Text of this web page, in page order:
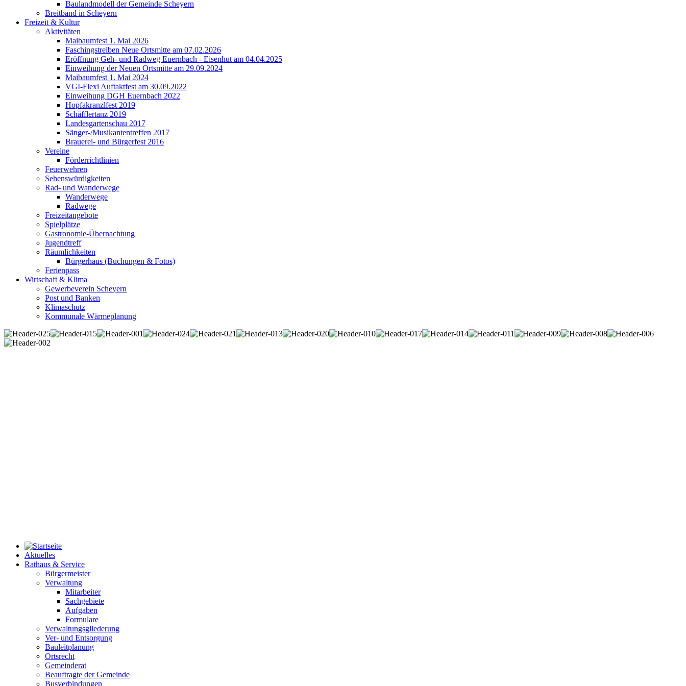
Baulandmodell der Gemeinde Scheyern
Breitband in Scheyern
Freizeit & Kultur
Aktivitäten
Maibaumfest 1. Mai 2026
Faschingstreiben Neue Ortsmitte am 07.02.2026
Eröffnung Geh- und Radweg Euernbach - Eisenhut am 04.04.2025
Einweihung der Neuen Ortsmitte am 29.09.2024
Maibaumfest 1. Mai 2024
VGI-Flexi Auftaktfest am 30.09.2022
Einweihung DGH Euernbach 2022
Hopfakranzlfest 2019
Schäfflertanz 2019
Landesgartenschau 2017
Sänger-/Musikantentreffen 2017
Brauerei- und Bürgerfest 2016
Vereine
Förderrichtlinien
Feuerwehren
Sehenswürdigkeiten
Rad- und Wanderwege
Wanderwege
Radwege
Freizeitangebote
Spielplätze
Gastronomie-Übernachtung
Jugendtreff
Räumlichkeiten
Bürgerhaus (Buchungen & Fotos)
Ferienpass
Wirtschaft & Klima
Gewerbeverein Scheyern
Post und Banken
Klimaschutz
Kommunale Wärmeplanung
Aktuelles
Rathaus & Service
Bürgermeister
Verwaltung
Mitarbeiter
Sachgebiete
Aufgaben
Formulare
Verwaltungsgliederung
Ver- und Entsorgung
Bauleitplanung
Ortsrecht
Gemeinderat
Beauftragte der Gemeinde
Busverbindungen